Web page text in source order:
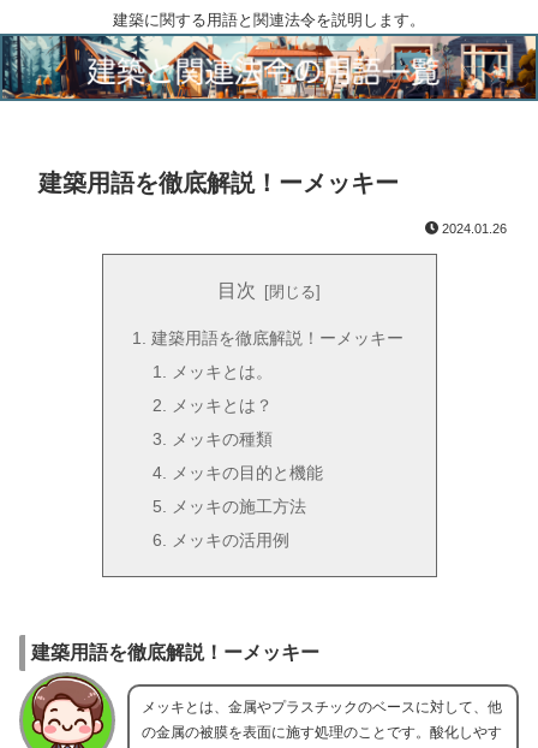
建築に関する用語と関連法令を説明します。
建築用語を徹底解説！ーメッキー
2024.01.26
目次
建築用語を徹底解説！ーメッキー
メッキとは。
メッキとは？
メッキの種類
メッキの目的と機能
メッキの施工方法
メッキの活用例
建築用語を徹底解説！ーメッキー
メッキとは、金属やプラスチックのベースに対して、他
の金属の被膜を表面に施す処理のことです。酸化しやす